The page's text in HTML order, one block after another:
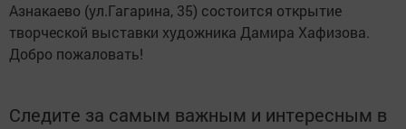
Азнакаево (ул.Гагарина, 35) состоится открытие
творческой выставки художника Дамира Хафизова.
Добро пожаловать!
Следите за самым важным и интересным в